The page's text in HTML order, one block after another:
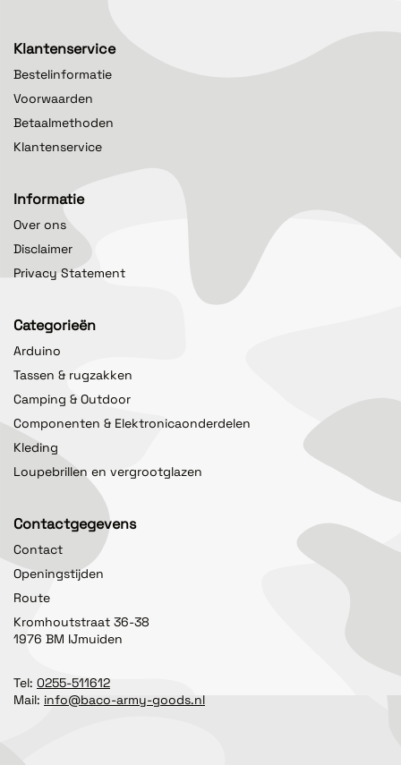
Klantenservice
Bestelinformatie
Voorwaarden
Betaalmethoden
Klantenservice
Informatie
Over ons
Disclaimer
Privacy Statement
Categorieën
Arduino
Tassen & rugzakken
Camping & Outdoor
Componenten & Elektronicaonderdelen
Kleding
Loupebrillen en vergrootglazen
Contactgegevens
Contact
Openingstijden
Route
Kromhoutstraat 36-38
1976 BM IJmuiden
Tel: 0255-511612
Mail: info@baco-army-goods.nl